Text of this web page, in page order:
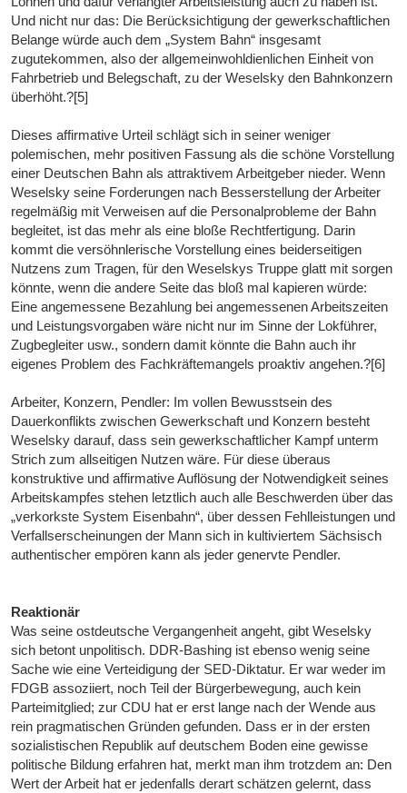
Und nicht nur das: Die Berücksichtigung der gewerkschaftlichen
Belange würde auch dem „System Bahn“ insgesamt
zugutekommen, also der allgemeinwohldienlichen Einheit von
Fahrbetrieb und Belegschaft, zu der Weselsky den Bahnkonzern
überhöht.?[5]
Dieses affirmative Urteil schlägt sich in seiner weniger
polemischen, mehr positiven Fassung als die schöne Vorstellung
einer Deutschen Bahn als attraktivem Arbeitgeber nieder. Wenn
Weselsky seine Forderungen nach Besserstellung der Arbeiter
regelmäßig mit Verweisen auf die Personalprobleme der Bahn
begleitet, ist das mehr als eine bloße Rechtfertigung. Darin
kommt die versöhnlerische Vorstellung eines beiderseitigen
Nutzens zum Tragen, für den Weselskys Truppe glatt mit sorgen
könnte, wenn die andere Seite das bloß mal kapieren würde:
Eine angemessene Bezahlung bei angemessenen Arbeitszeiten
und Leistungsvorgaben wäre nicht nur im Sinne der Lokführer,
Zugbegleiter usw., sondern damit könnte die Bahn auch ihr
eigenes Problem des Fachkräftemangels proaktiv angehen.?[6]
Arbeiter, Konzern, Pendler: Im vollen Bewusstsein des
Dauerkonflikts zwischen Gewerkschaft und Konzern besteht
Weselsky darauf, dass sein gewerkschaftlicher Kampf unterm
Strich zum allseitigen Nutzen wäre. Für diese überaus
konstruktive und affirmative Auflösung der Notwendigkeit seines
Arbeitskampfes stehen letztlich auch alle Beschwerden über das
„verkorkste System Eisenbahn“, über dessen Fehlleistungen und
Verfallserscheinungen der Mann sich in kultiviertem Sächsisch
authentischer empören kann als jeder genervte Pendler.
Reaktionär
Was seine ostdeutsche Vergangenheit angeht, gibt Weselsky
sich betont unpolitisch. DDR-Bashing ist ebenso wenig seine
Sache wie eine Verteidigung der SED-Diktatur. Er war weder im
FDGB assoziiert, noch Teil der Bürgerbewegung, auch kein
Parteimitglied; zur CDU hat er erst lange nach der Wende aus
rein pragmatischen Gründen gefunden. Dass er in der ersten
sozialistischen Republik auf deutschem Boden eine gewisse
politische Bildung erfahren hat, merkt man ihm trotzdem an: Den
Wert der Arbeit hat er jedenfalls derart schätzen gelernt, dass